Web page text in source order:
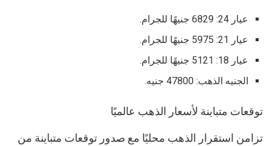
عيار 24: 6829 جنيهًا للجرام.
عيار 21: 5975 جنيهًا للجرام.
عيار 18: 5121 جنيهًا للجرام.
الجنيه الذهب: 47800 جنيه.
توقعات متباينة لأسعار الذهب عالميًا
تزامن استقرار الذهب محليًا مع صدور توقعات متباينة من